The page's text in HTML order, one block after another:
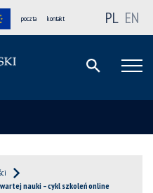
poczta kontakt PL EN
nauki – cykl szkoleń online